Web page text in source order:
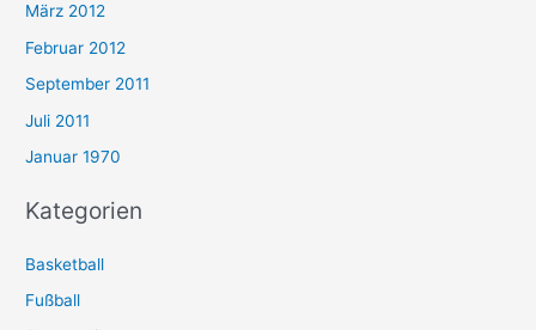
März 2012
Februar 2012
September 2011
Juli 2011
Januar 1970
Kategorien
Basketball
Fußball